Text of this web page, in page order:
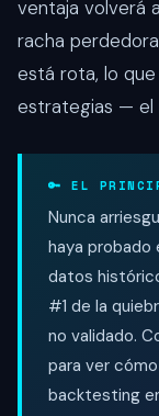
ventaja volverá
racha
está rota, lo
estrategias — el
🔑 EL
Nunca
haya probado
datos
#1 de la
no validado.
para ver
backtesting